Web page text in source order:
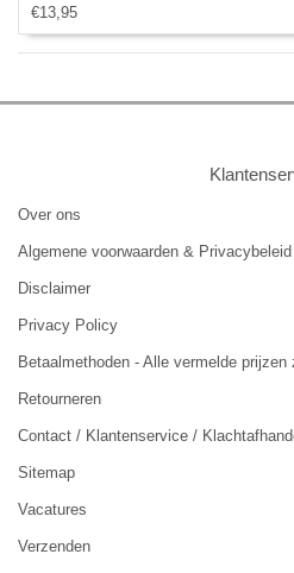
€13,95
Over ons
Algemene voorwaarden & Privacybeleid
Disclaimer
Privacy Policy
Betaalmethoden - Alle vermelde prijzen
Retourneren
Contact / Klantenservice /
Sitemap
Vacatures
Verzenden